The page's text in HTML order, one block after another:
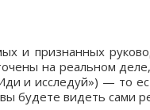
и признанных
на реальном
и исследуй») — то
будете видеть сами